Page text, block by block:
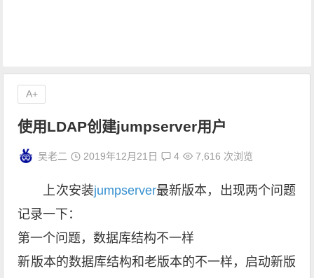
使用LDAP创建jumpserver用户
吴老二 2019年12月21日 4 7,616 次浏览
上次安装jumpserver最新版本，出现两个问题
记录一下：
第一个问题，数据库结构不一样
新版本的数据库结构和老版本的不一样，启动新版
A+